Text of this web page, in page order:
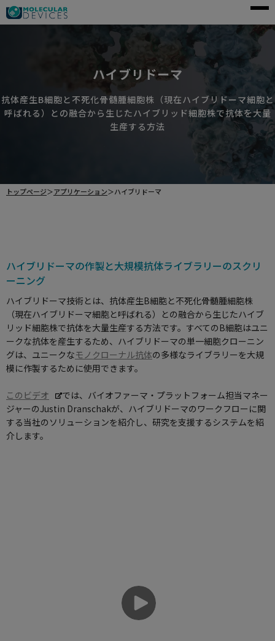
アプリケーション
サービス・サポート
使用方法についてのお問い合わせ
修理、不具合、点検、移設等のお問い合わせ
ハイブリドーマ
抗体産生B細胞と不死化骨髄腫細胞株（現在ハイブリドーマ細胞と
呼ばれる）との融合から生じたハイブリッド細胞株で抗体を大量
生産する方法
トップページ＞アプリケーション＞ハイブリドーマ
ハイブリドーマの作製と大規模抗体ライブラリーのスクリ
ーニング
ハイブリドーマ技術とは、抗体産生B細胞と不死化骨髄腫細胞株
（現在ハイブリドーマ細胞と呼ばれる）との融合から生じたハイブ
リッド細胞株で抗体を大量生産する方法です。すべてのB細胞はユニ
ークな抗体を産生するため、ハイブリドーマの単一細胞クローニン
グは、ユニークなモノクローナル抗体の多様なライブラリーを大規
模に作製するために使用できます。
このビデオ
では、バイオファーマ・プラットフォーム担当マネー
ジャーのJustin Dranschakが、ハイブリドーマのワークフローに関
する当社のソリューションを紹介し、研究を支援するシステムを紹
介します。